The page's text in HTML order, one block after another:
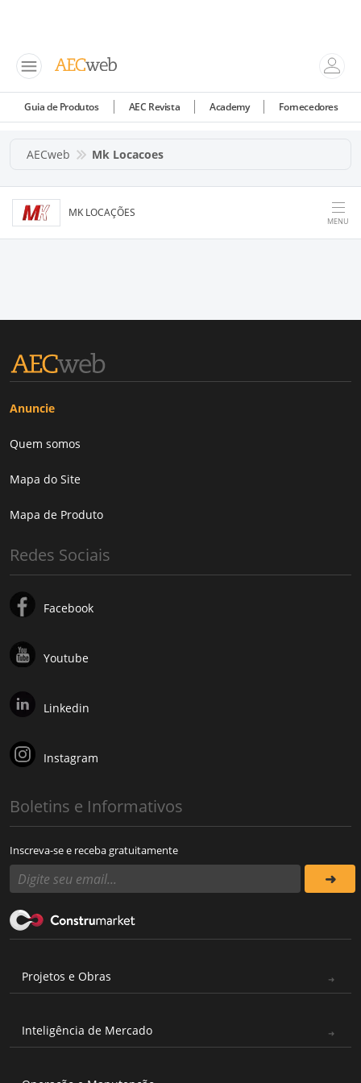
Guia de Produtos AEC Revista Academy Fornecedores
AECweb Mk Locacoes
MK LOCAÇÕES
MENU
Anuncie
Quem somos
Mapa do Site
Mapa de Produto
Redes Sociais
Facebook
Youtube
Linkedin
Instagram
Boletins e Informativos
Inscreva-se e receba gratuitamente
Projetos e Obras
Inteligência de Mercado